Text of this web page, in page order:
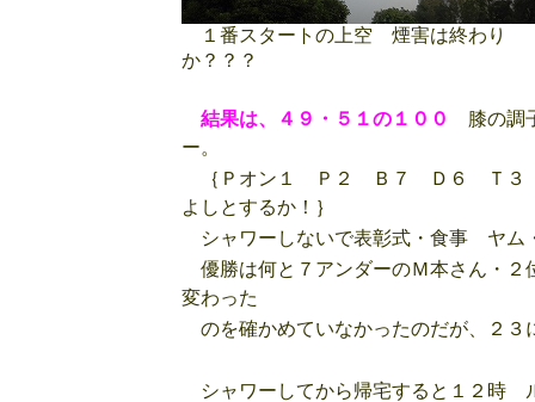
１番スタートの上空 煙害は終わり
か？？？
結果は、４９・５１の１００
膝の調
ー。
｛Ｐオン１ Ｐ２ Ｂ７ Ｄ６ Ｔ３
よしとするか！｝
シャワーしないで表彰式・食事 ヤム
優勝は何と７アンダーのＭ本さん・
変わった
のを確かめていなかったのだが、２３
シャワーしてから帰宅すると１２時